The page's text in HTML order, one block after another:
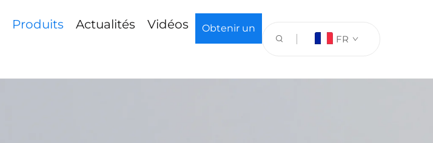
Produits Actualités Vidéos Obtenir un
FR